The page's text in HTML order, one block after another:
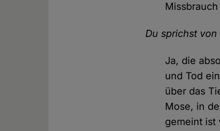
Du sprichst
Ja, die
und Tod
über das
Mose, in
gemeint ist